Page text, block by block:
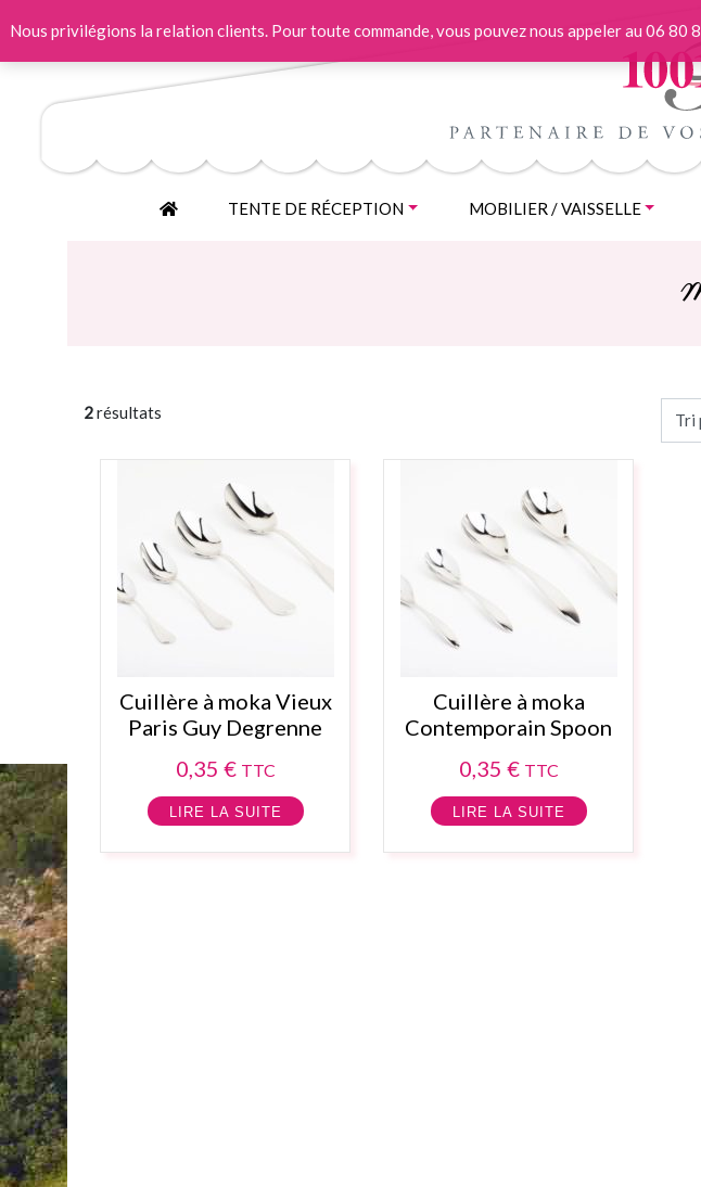
ACCUEILTENTE DE RÉCEPTION MOBILIER / VAISSELLE
2résultats
Cuillère à moka Vieux
Paris Guy Degrenne
0,35 € TTC
LIRE LA SUITE
Cuillère à moka
Contemporain Spoon
0,35 € TTC
LIRE LA SUITE
Nous privilégions la relation clients. Pour toute commande, vous pouvez nous appeler au 06 80